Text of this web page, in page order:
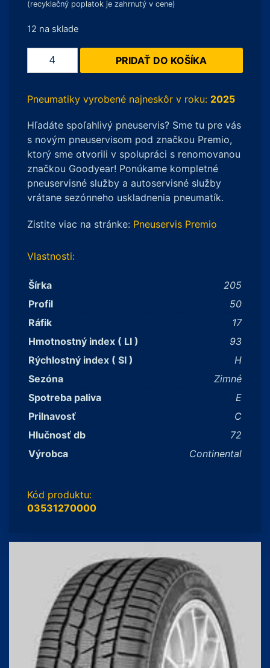
(recyklačný poplatok je zahrnutý v cene)
12 na sklade
množstvo
TS830P
FR
MO
-
205/50
R17
93H
PRIDAŤ DO KOŠÍKA
Pneumatiky vyrobené najneskôr v roku: 2025
Hľadáte spoľahlivý pneuservis? Sme tu pre vás
s novým pneuservisom pod značkou Premio,
ktorý sme otvorili v spolupráci s renomovanou
značkou Goodyear! Ponúkame kompletné
pneuservisné služby a autoservisné služby
vrátane sezónneho uskladnenia pneumatík.
Zistite viac na stránke: Pneuservis Premio
Vlastnosti:
Šírka
205
Profil
50
Ráfik
17
Hmotnostný index ( LI )
93
Rýchlostný index ( SI )
H
Sezóna
Zimné
Spotreba paliva
E
Prilnavosť
C
Hlučnosť db
72
Výrobca
Continental
Kód produktu:
03531270000